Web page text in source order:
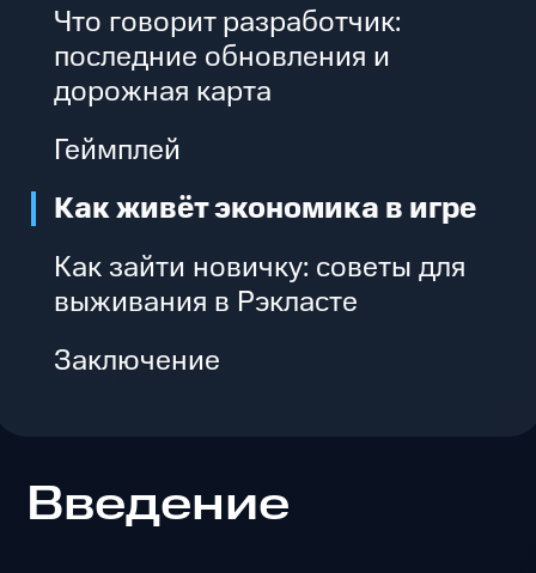
Что говорит разработчик:
последние обновления и
дорожная карта
Геймплей
Как живёт экономика в игре
Как зайти новичку: советы для
выживания в Рэкласте
Заключение
Введение